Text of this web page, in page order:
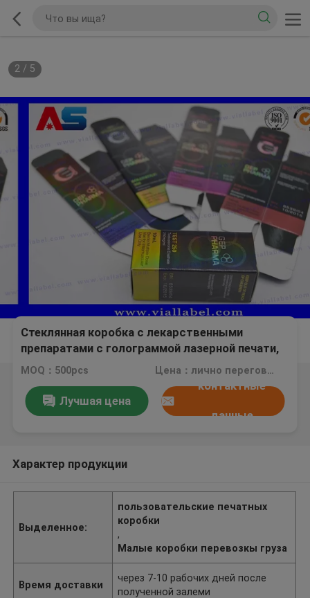
2/ 5
Стеклянная коробка с лекарственными
препаратами с голограммой лазерной печати,
10 мл
MOQ：500pcs Цена：лично переговорить
Лучшая цена
контактные
данные
Характер продукции
Выделенное:
пользовательские печатных
коробки
,
Малые коробки перевозкы груза
Время доставки
через 7-10 рабочих дней после
полученной залеми